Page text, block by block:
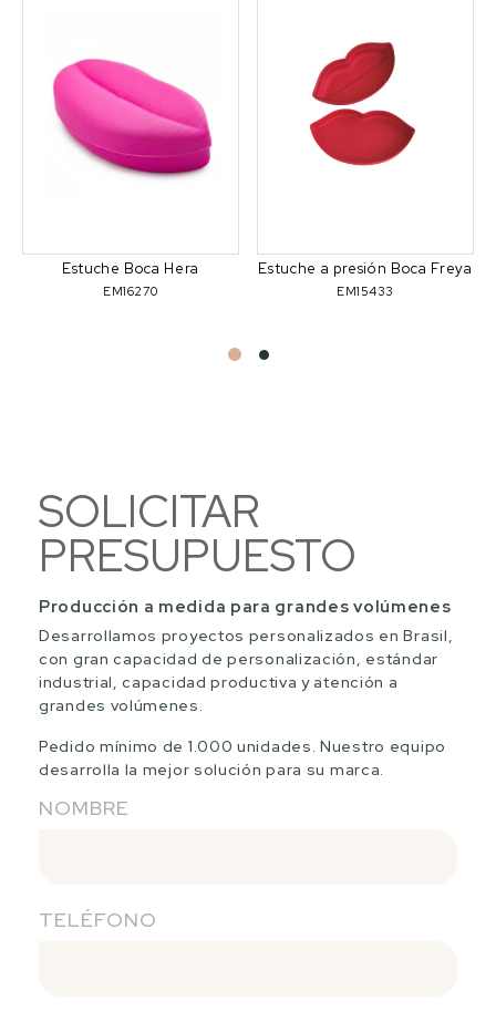
Estuche Boca Hera
EM16270
Estuche a presión Boca Freya
EM15433
SOLICITAR
PRESUPUESTO
Producción a medida para grandes volúmenes
Desarrollamos proyectos personalizados en Brasil,
con gran capacidad de personalización, estándar
industrial, capacidad productiva y atención a
grandes volúmenes.
Pedido mínimo de 1.000 unidades. Nuestro equipo
desarrolla la mejor solución para su marca.
NOMBRE
TELÉFONO